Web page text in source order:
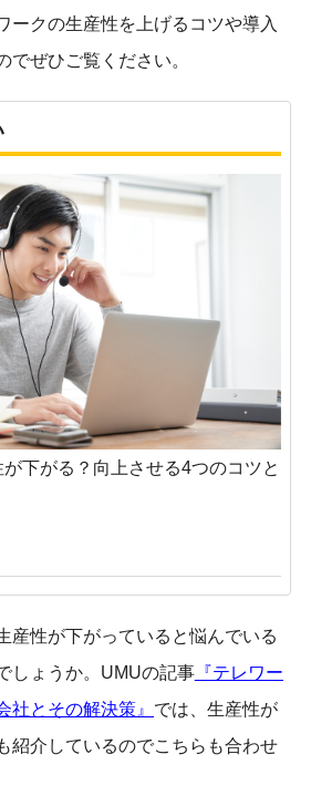
ークの生産性を上げるコツや導入
でぜひご覧ください。
下がる？向上させる4つのコツと
産性が下がっていると悩んでいる
しょうか。UMUの記事『テレワー
社とその解決策』 では、生産性が
紹介しているのでこちらも合わせ